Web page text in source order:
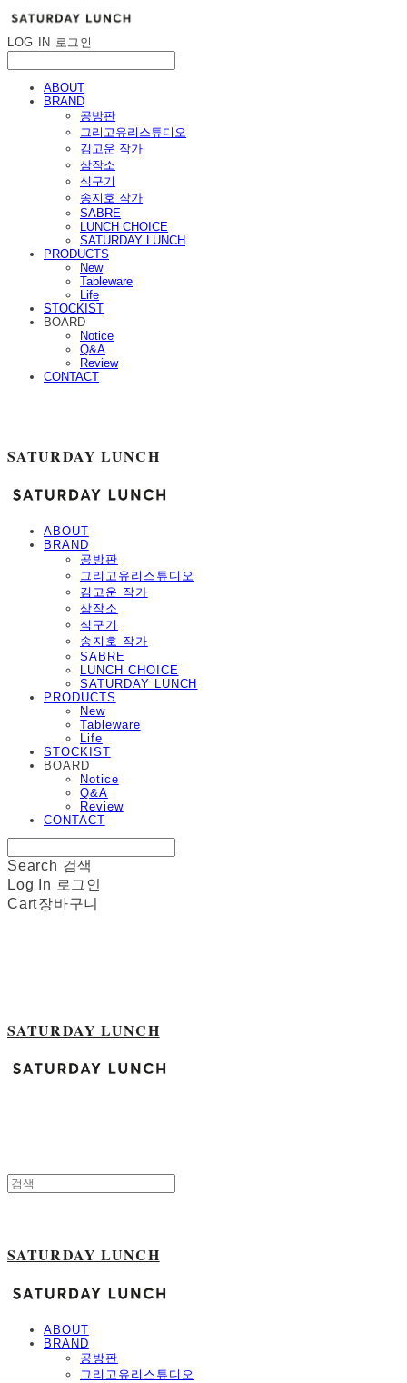
LOG IN 로그인
ABOUT
BRAND
공방판
그리고유리스튜디오
김고운 작가
삼작소
식구기
송지호 작가
SABRE
LUNCH CHOICE
SATURDAY LUNCH
PRODUCTS
New
Tableware
Life
STOCKIST
BOARD
Notice
Q&A
Review
CONTACT
SATURDAY LUNCH
ABOUT
BRAND
공방판
그리고유리스튜디오
김고운 작가
삼작소
식구기
송지호 작가
SABRE
LUNCH CHOICE
SATURDAY LUNCH
PRODUCTS
New
Tableware
Life
STOCKIST
BOARD
Notice
Q&A
Review
CONTACT
Search 검색
Log In 로그인
Cart장바구니
SATURDAY LUNCH
SATURDAY LUNCH
ABOUT
BRAND
공방판
그리고유리스튜디오